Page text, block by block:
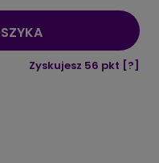
Zyskujesz 56 pkt [?]